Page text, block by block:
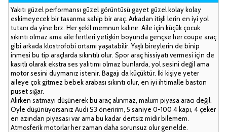
Yakıtı güzel performansı güzel görüntüsü gayet güzel kolay kolay
eskimeyecek bir tasarıma sahip bir araç. Arkadan itişli lerin en iyi yol
tutanı da yine brz. Her şekil memnun kalınır. Aile için küçük çocuk
sıkıntı olmaz ama aile fertleri yetişkin boyunda gençse her coupe araç
gibi arkada klostrofobi ortamı yaşatabilir. Yaşlı bireylerin de binip
inmesi bu tip araçlarda sıkıntılı olur. Spor araç hissiyatı vermesi için de
kasıtlı olarak ekstra ses yalıtımı olmaz bunlarda, yol sesini değil ama
motor sesini duymanız istenir. Bagajı da küçüktür. İki kişiye yeter
aileye çok gitmez bebek arabası sıkıntı olur, en iyi ihtimalle baston
puset sığar.
Alırken satmayı düşünerek bu araç alınmaz, malum piyasa aracı değil.
Öyle düşünüyorsanız Audi S3 öneririm, 5 saniye 0-100 4 kapı, 4 çeker
en azından piyasası var ama bu kadar dertsiz midir bilemem.
Atmosferik motorlar her zaman daha sorunsuz olur genelde.